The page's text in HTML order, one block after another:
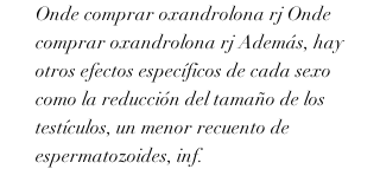
Onde comprar oxandrolona rj Onde
comprar oxandrolona rj Además, hay
otros efectos específicos de cada sexo
como la reducción del tamaño de los
testículos, un menor recuento de
espermatozoides, inf.